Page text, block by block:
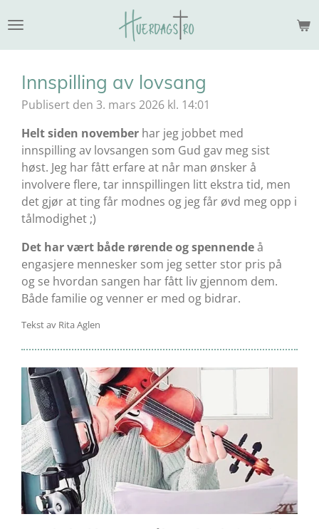
til
hovedinnhold
Innspilling av lovsang
Publisert den 3. mars 2026 kl. 14:01
Helt siden november har jeg jobbet med
innspilling av lovsangen som Gud gav meg sist
høst. Jeg har fått erfare at når man ønsker å
involvere flere, tar innspillingen litt ekstra tid, men
det gjør at ting får modnes og jeg får øvd meg opp i
tålmodighet ;)
Det har vært både rørende og spennendeå
engasjere mennesker som jeg setter stor pris på
og se hvordan sangen har fått liv gjennom dem.
Både familie og venner er med og bidrar.
Tekst av Rita Aglen